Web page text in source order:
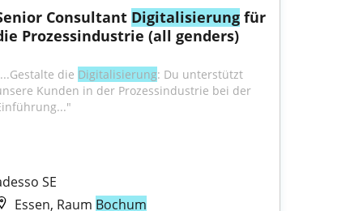
Consultant Digitalisierung für
Prozessindustrie (all genders)
die Digitalisierung: Du unterstützt
Kunden in der Prozessindustrie bei der
SE
Essen, Raum Bochum